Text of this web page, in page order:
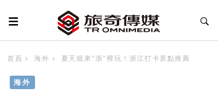
首頁 海外 夏天就來“浙”裡玩！浙江打卡景點推薦
海外